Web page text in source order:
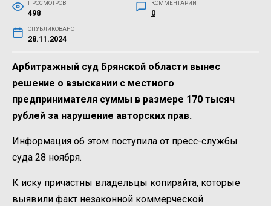
ПРОСМОТРОВ
498
КОММЕНТАРИИ
0
ОПУБЛИКОВАНО
28.11.2024
Арбитражный суд Брянской области вынес
решение о взыскании с местного
предпринимателя суммы в размере 170 тысяч
рублей за нарушение авторских прав.
Информация об этом поступила от пресс-службы
суда 28 ноября.
К иску причастны владельцы копирайта, которые
выявили факт незаконной коммерческой